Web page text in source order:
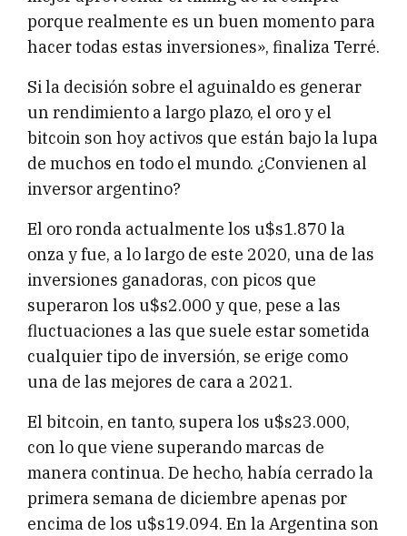
porque realmente es un buen momento para
hacer todas estas inversiones», finaliza Terré.
Si la decisión sobre el aguinaldo es generar
un rendimiento a largo plazo, el oro y el
bitcoin son hoy activos que están bajo la lupa
de muchos en todo el mundo. ¿Convienen al
inversor argentino?
El oro ronda actualmente los u$s1.870 la
onza y fue, a lo largo de este 2020, una de las
inversiones ganadoras, con picos que
superaron los u$s2.000 y que, pese a las
fluctuaciones a las que suele estar sometida
cualquier tipo de inversión, se erige como
una de las mejores de cara a 2021.
El bitcoin, en tanto, supera los u$s23.000,
con lo que viene superando marcas de
manera continua. De hecho, había cerrado la
primera semana de diciembre apenas por
encima de los u$s19.094. En la Argentina son